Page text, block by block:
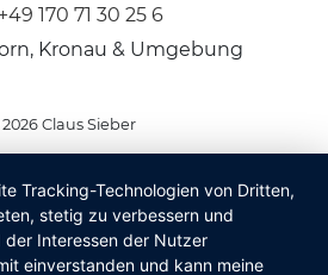
Tracking-Technologien von Dritten,
stetig zu verbessern und
Interessen der Nutzer
einverstanden und kann meine
+49 170 71 30 25 6
Kronau & Umgebung
Claus Sieber